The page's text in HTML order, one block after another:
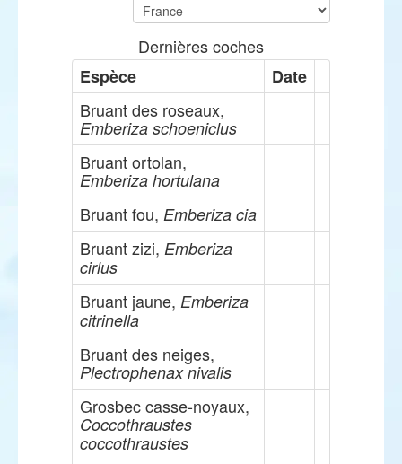
Dernières coches
Espèce
Date
Bruant des roseaux,
Emberiza schoeniclus
Bruant ortolan,
Emberiza hortulana
Bruant fou, Emberiza cia
Bruant zizi, Emberiza
cirlus
Bruant jaune, Emberiza
citrinella
Bruant des neiges,
Plectrophenax nivalis
Grosbec casse-noyaux,
Coccothraustes
coccothraustes